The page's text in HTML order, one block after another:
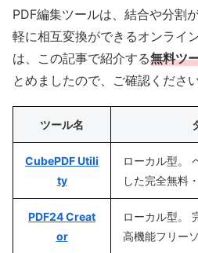
PDF編集ツールは、結合や分割
軽に相互変換ができるオンライ
は、この記事で紹介する無料ツ
とめましたので、ご確認ください
ツール名
CubePDF Utili
ty
ローカル型。
した完全無料
PDF24 Creat
or
ローカル型。
高機能フリー